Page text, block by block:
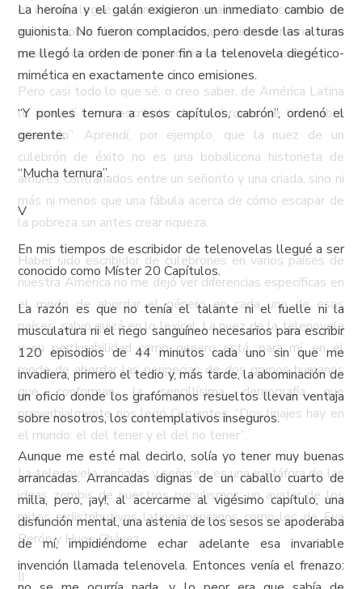
el ínterin llegué a ganarme la vida con una columna en
inglés sobre historia económica latinoamericana (una
pasión secreta) y mucho articulismo de asunto político.
Pero casi todo lo que sé, o creo saber, de América Latina
lo aprendí como escribidor de culebrones de “invariable
invención”. Aprendí, por ejemplo, que la nuez de un
culebrón de éxito no es una bobalicona historieta de
amores contrariados entre un señorito y una criada, sino ni
más ni menos que una fábula acerca de cómo escapar de
la pobreza sin antes crear riqueza.
Haber sido escribidor de culebrones en varios países de
nuestra América no me dejó ver diferencias específicas en
el modo de abordar el género en cada uno de esos
países, salvo quizá en lo lexical. La nuez de la telenovela
y su perdurabilidad como genero está, para mí, en el
modo de abordar las peripecias de dos grupos humanos
que conforman la sencillísima demografía que
proverbialmente nos legó Cervantes: “Dos linajes hay en
el mundo: el del tener y el del no tener”.
La telenovela, señoras y señores, es una metáfora de las
ideas zombis de nuestros populismos: un avatar de los
mitos redistributivos latinoamericanos como los de Eva
Perón y Hugo Chávez.
II
La heroína y el galán exigieron un inmediato cambio de
guionista. No fueron complacidos, pero desde las alturas
me llegó la orden de poner fin a la telenovela diegético-
mimética en exactamente cinco emisiones.
“Y ponles ternura a esos capítulos, cabrón”, ordenó el
gerente.
“Mucha ternura”.
V
En mis tiempos de escribidor de telenovelas llegué a ser
conocido como Míster 20 Capítulos.
La razón es que no tenía el talante ni el fuelle ni la
musculatura ni el riego sanguíneo necesarios para escribir
120 episodios de 44 minutos cada uno sin que me
invadiera, primero el tedio y, más tarde, la abominación de
un oficio donde los grafómanos resueltos llevan ventaja
sobre nosotros, los contemplativos inseguros.
Aunque me esté mal decirlo, solía yo tener muy buenas
arrancadas. Arrancadas dignas de un caballo cuarto de
milla, pero, ¡ay!, al acercarme al vigésimo capítulo, una
disfunción mental, una astenia de los sesos se apoderaba
de mí, impidiéndome echar adelante esa invariable
invención llamada telenovela. Entonces venía el frenazo: